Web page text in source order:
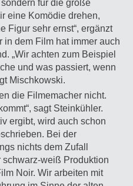
für die große
eine Komödie drehen,
Figur sehr ernst“, ergänzt
in dem Film hat immer auch
„Wir achten zum Beispiel
und was passiert, wenn
Mischkowski.
die Filmemacher nicht.
sagt Steinkühler.
ergibt, wird auch schon
Bei der
nichts dem Zufall
schwarz-weiß Produktion
Noir. Wir arbeiten mit